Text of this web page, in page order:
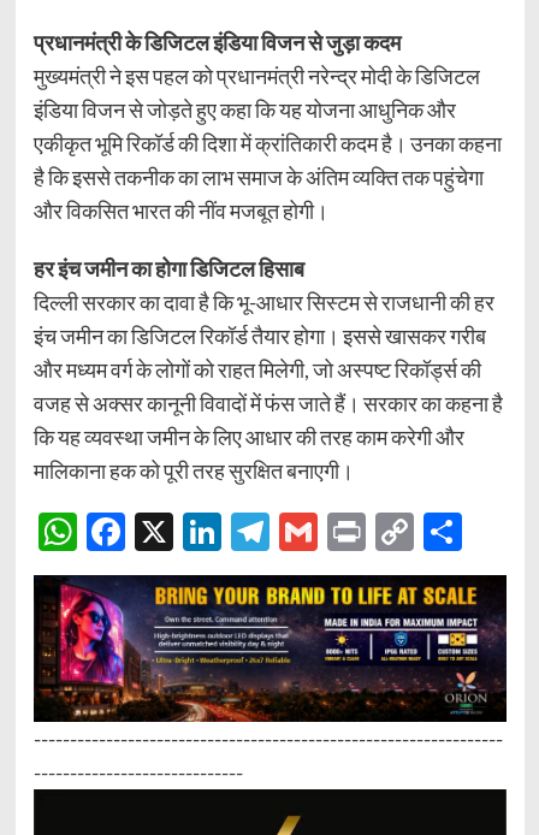
प्रधानमंत्री के डिजिटल इंडिया विजन से जुड़ा कदम
मुख्यमंत्री ने इस पहल को प्रधानमंत्री नरेन्द्र मोदी के डिजिटल
इंडिया विजन से जोड़ते हुए कहा कि यह योजना आधुनिक और
एकीकृत भूमि रिकॉर्ड की दिशा में क्रांतिकारी कदम है। उनका कहना
है कि इससे तकनीक का लाभ समाज के अंतिम व्यक्ति तक पहुंचेगा
और विकसित भारत की नींव मजबूत होगी।
हर इंच जमीन का होगा डिजिटल हिसाब
दिल्ली सरकार का दावा है कि भू-आधार सिस्टम से राजधानी की हर
इंच जमीन का डिजिटल रिकॉर्ड तैयार होगा। इससे खासकर गरीब
और मध्यम वर्ग के लोगों को राहत मिलेगी, जो अस्पष्ट रिकॉर्ड्स की
वजह से अक्सर कानूनी विवादों में फंस जाते हैं। सरकार का कहना है
कि यह व्यवस्था जमीन के लिए आधार की तरह काम करेगी और
मालिकाना हक को पूरी तरह सुरक्षित बनाएगी।
WhatsApp
Facebook
X LinkedIn
Telegram
Gmail
Print
Copy
Link
-----------------------------------------------------------------
-----------------------------